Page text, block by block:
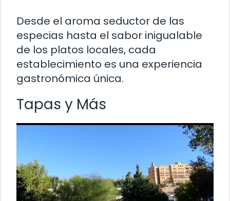
Desde el aroma seductor de las
especias hasta el sabor inigualable
de los platos locales, cada
establecimiento es una experiencia
gastronómica única.
Tapas y Más